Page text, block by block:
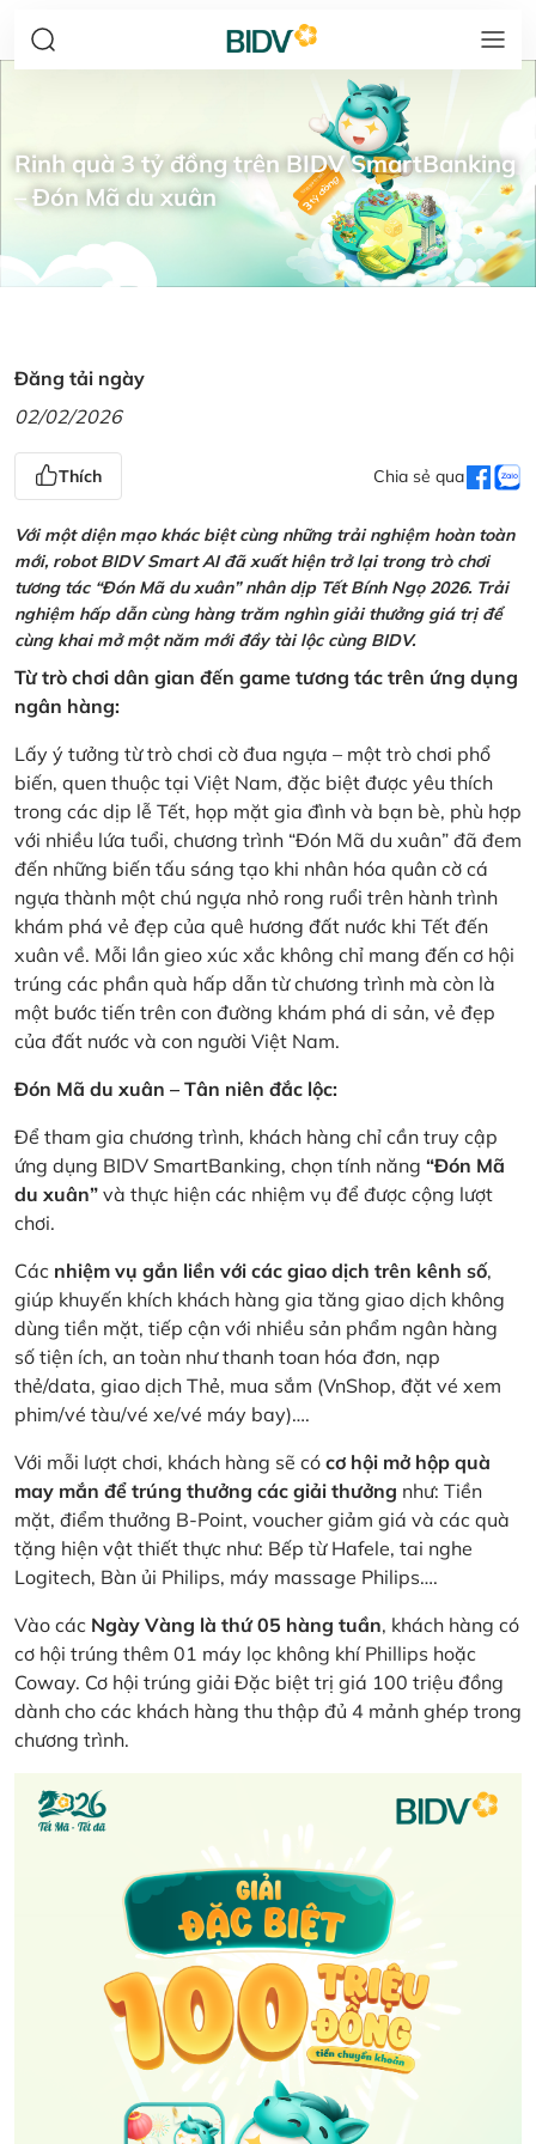
Rinh quà 3 tỷ đồng trên BIDV SmartBanking
– Đón Mã du xuân
Đăng tải ngày
02/02/2026
Thích Chia sẻ qua
Với một diện mạo khác biệt cùng những trải nghiệm hoàn toàn
mới, robot BIDV Smart AI đã xuất hiện trở lại trong trò chơi
tương tác “Đón Mã du xuân” nhân dịp Tết Bính Ngọ 2026. Trải
nghiệm hấp dẫn cùng hàng trăm nghìn giải thưởng giá trị để
cùng khai mở một năm mới đầy tài lộc cùng BIDV.
Từ trò chơi dân gian đến game tương tác trên ứng dụng
ngân hàng:
Lấy ý tưởng từ trò chơi cờ đua ngựa – một trò chơi phổ
biến, quen thuộc tại Việt Nam, đặc biệt được yêu thích
trong các dịp lễ Tết, họp mặt gia đình và bạn bè, phù hợp
với nhiều lứa tuổi, chương trình “Đón Mã du xuân” đã đem
đến những biến tấu sáng tạo khi nhân hóa quân cờ cá
ngựa thành một chú ngựa nhỏ rong ruổi trên hành trình
khám phá vẻ đẹp của quê hương đất nước khi Tết đến
xuân về. Mỗi lần gieo xúc xắc không chỉ mang đến cơ hội
trúng các phần quà hấp dẫn từ chương trình mà còn là
một bước tiến trên con đường khám phá di sản, vẻ đẹp
của đất nước và con người Việt Nam.
Đón Mã du xuân – Tân niên đắc lộc:
Để tham gia chương trình, khách hàng chỉ cần truy cập
ứng dụng BIDV SmartBanking, chọn tính năng “Đón Mã
du xuân” và thực hiện các nhiệm vụ để được cộng lượt
chơi.
Các nhiệm vụ gắn liền với các giao dịch trên kênh số,
giúp khuyến khích khách hàng gia tăng giao dịch không
dùng tiền mặt, tiếp cận với nhiều sản phẩm ngân hàng
số tiện ích, an toàn như thanh toan hóa đơn, nạp
thẻ/data, giao dịch Thẻ, mua sắm (VnShop, đặt vé xem
phim/vé tàu/vé xe/vé máy bay)….
Với mỗi lượt chơi, khách hàng sẽ có cơ hội mở hộp quà
may mắn để trúng thưởng các giải thưởng như: Tiền
mặt, điểm thưởng B-Point, voucher giảm giá và các quà
tặng hiện vật thiết thực như: Bếp từ Hafele, tai nghe
Logitech, Bàn ủi Philips, máy massage Philips….
Vào các Ngày Vàng là thứ 05 hàng tuần, khách hàng có
cơ hội trúng thêm 01 máy lọc không khí Phillips hoặc
Coway. Cơ hội trúng giải Đặc biệt trị giá 100 triệu đồng
dành cho các khách hàng thu thập đủ 4 mảnh ghép trong
chương trình.